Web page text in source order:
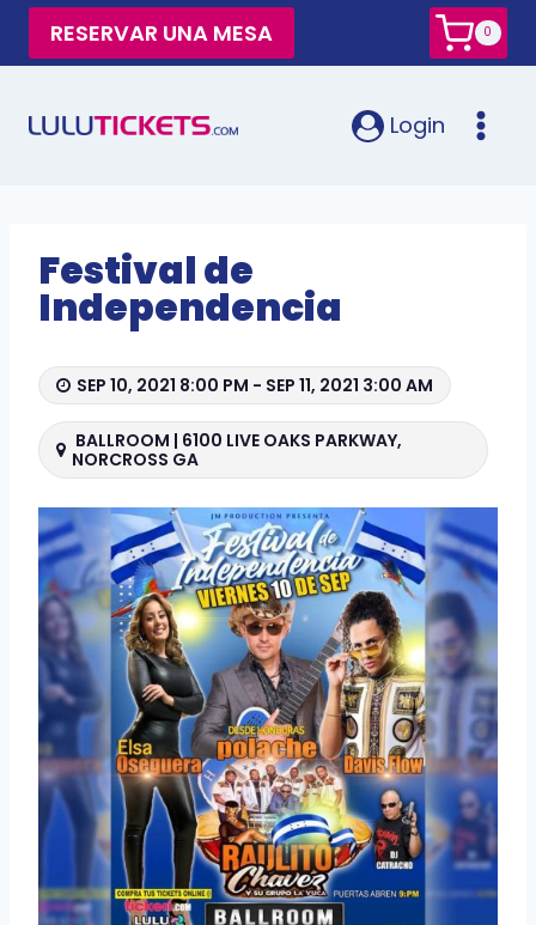
RESERVAR UNA MESA 0
Login
Festival de
Independencia
SEP 10, 2021 8:00 PM - SEP 11, 2021 3:00 AM
BALLROOM | 6100 LIVE OAKS PARKWAY,
NORCROSS GA